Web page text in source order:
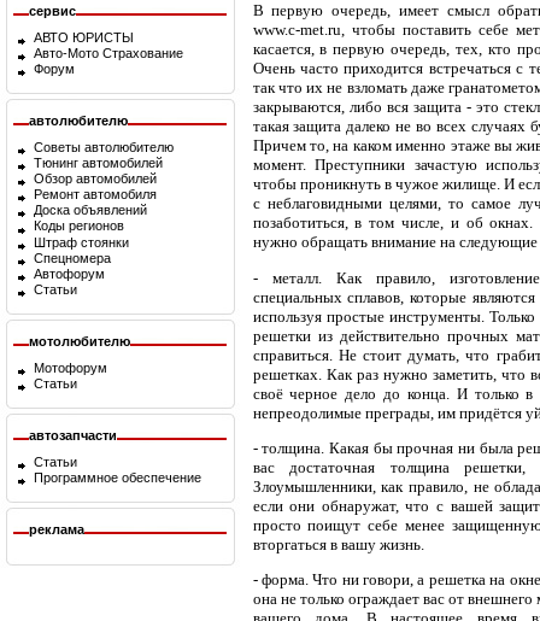
сервис
АВТО ЮРИСТЫ
Авто-Мото Страхование
Форум
автолюбителю
Советы автолюбителю
Тюнинг автомобилей
Обзор автомобилей
Ремонт автомобиля
Доска объявлений
Коды регионов
Штраф стоянки
Спецномера
Автофорум
Статьи
мотолюбителю
Мотофорум
Статьи
автозапчасти
Статьи
Программное обеспечение
реклама
В первую очередь, имеет смысл
www.c-met.ru, чтобы поставить себе
касается, в первую очередь, тех, кто
Очень часто приходится встречаться
так что их не взломать даже
закрываются, либо вся защита - это
такая защита далеко не во всех случаях
Причем то, на каком именно этаже вы
момент. Преступники зачастую
чтобы проникнуть в чужое жилище. И
с неблаговидными целями, то самое
позаботиться, в том числе, и об
нужно обращать внимание на
- металл. Как правило,
специальных сплавов, которые
используя простые инструменты.
решетки из действительно прочных
справиться. Не стоит думать, что
решетках. Как раз нужно заметить, что
своё черное дело до конца. И только в
непреодолимые преграды, им придётся
- толщина. Какая бы прочная ни была
вас достаточная толщина
Злоумышленники, как правило, не
если они обнаружат, что с вашей
просто поищут себе менее
вторгаться в вашу жизнь.
- форма. Что ни говори, а решетка на
она не только ограждает вас от